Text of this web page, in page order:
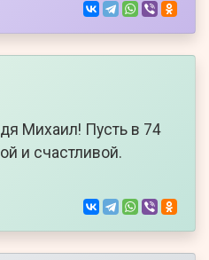
Михаил! Пусть в 74
и счастливой.